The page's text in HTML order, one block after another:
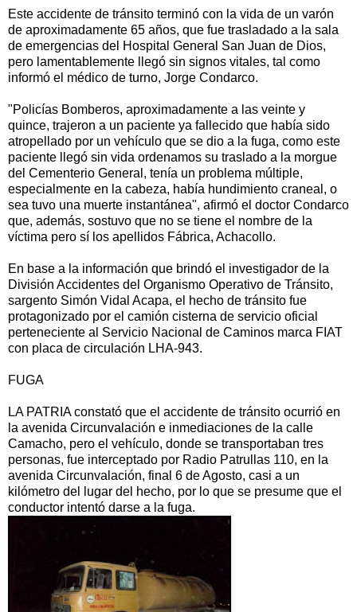
Este accidente de tránsito terminó con la vida de un varón
de aproximadamente 65 años, que fue trasladado a la sala
de emergencias del Hospital General San Juan de Dios,
pero lamentablemente llegó sin signos vitales, tal como
informó el médico de turno, Jorge Condarco.
"Policías Bomberos, aproximadamente a las veinte y
quince, trajeron a un paciente ya fallecido que había sido
atropellado por un vehículo que se dio a la fuga, como este
paciente llegó sin vida ordenamos su traslado a la morgue
del Cementerio General, tenía un problema múltiple,
especialmente en la cabeza, había hundimiento craneal, o
sea tuvo una muerte instantánea", afirmó el doctor Condarco
que, además, sostuvo que no se tiene el nombre de la
víctima pero sí los apellidos Fábrica, Achacollo.
En base a la información que brindó el investigador de la
División Accidentes del Organismo Operativo de Tránsito,
sargento Simón Vidal Acapa, el hecho de tránsito fue
protagonizado por el camión cisterna de servicio oficial
perteneciente al Servicio Nacional de Caminos marca FIAT
con placa de circulación LHA-943.
FUGA
LA PATRIA constató que el accidente de tránsito ocurrió en
la avenida Circunvalación e inmediaciones de la calle
Camacho, pero el vehículo, donde se transportaban tres
personas, fue interceptado por Radio Patrullas 110, en la
avenida Circunvalación, final 6 de Agosto, casi a un
kilómetro del lugar del hecho, por lo que se presume que el
conductor intentó darse a la fuga.